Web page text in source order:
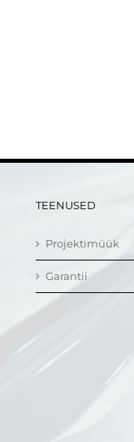
TEENUSED
Projektimüük
Garantii